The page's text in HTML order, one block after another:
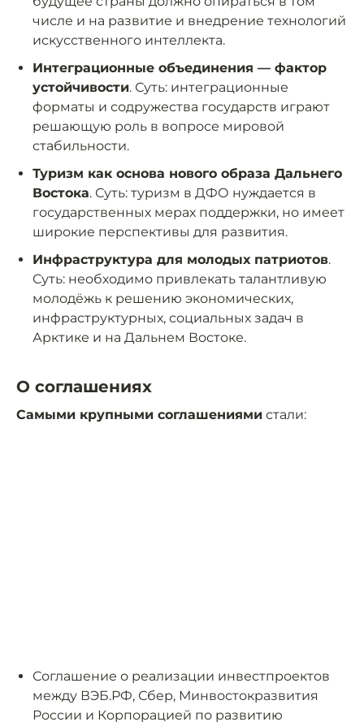
числе и на развитие и внедрение технологий
искусственного интеллекта.
Интеграционные объединения — фактор
устойчивости. Суть: интеграционные
форматы и содружества государств играют
решающую роль в вопросе мировой
стабильности.
Туризм как основа нового образа Дальнего
Востока. Суть: туризм в ДФО нуждается в
государственных мерах поддержки, но имеет
широкие перспективы для развития.
Инфраструктура для молодых патриотов.
Суть: необходимо привлекать талантливую
молодёжь к решению экономических,
инфраструктурных, социальных задач в
Арктике и на Дальнем Востоке.
О соглашениях
Самыми крупными соглашениями стали:
Соглашение о реализации инвестпроектов
между ВЭБ.РФ, Сбер, Минвостокразвития
России и Корпорацией по развитию